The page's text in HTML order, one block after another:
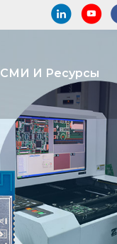
СМИ И Ресурсы